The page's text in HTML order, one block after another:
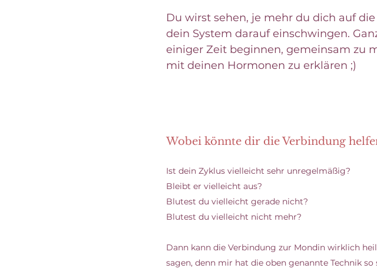
Du wirst sehen, je mehr du dich auf
dein System darauf einschwingen.
einiger Zeit beginnen, gemeinsam zu
mit deinen Hormonen zu erklären ;)
Wobei könnte dir die Verbindung
Ist dein Zyklus vielleicht sehr unregelmäßig?
Bleibt er vielleicht aus?
Blutest du vielleicht gerade nicht?
Blutest du vielleicht nicht mehr?
Dann kann die Verbindung zur Mondin wirklich
sagen, denn mir hat die oben genannte Technik